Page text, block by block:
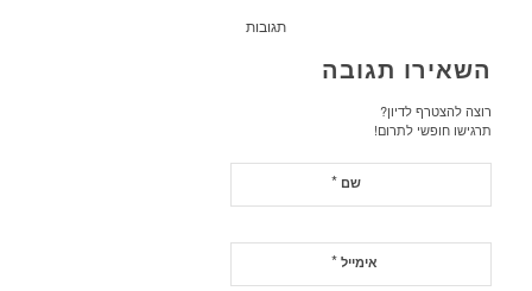
תגובות
השאירו תגובה
רוצה להצטרף לדיון?
תרגישו חופשי לתרום!
שם*
אימייל*